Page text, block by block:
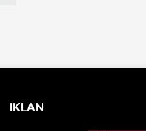
IKLAN